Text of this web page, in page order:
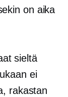
on aika
sieltä
ei
rakastan